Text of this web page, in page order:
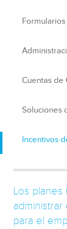
Cuentas de
Soluciones
Incentivos
Los planes
para el